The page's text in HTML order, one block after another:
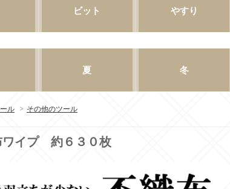
ル > その他のツール
ワイプ 約６３０枚